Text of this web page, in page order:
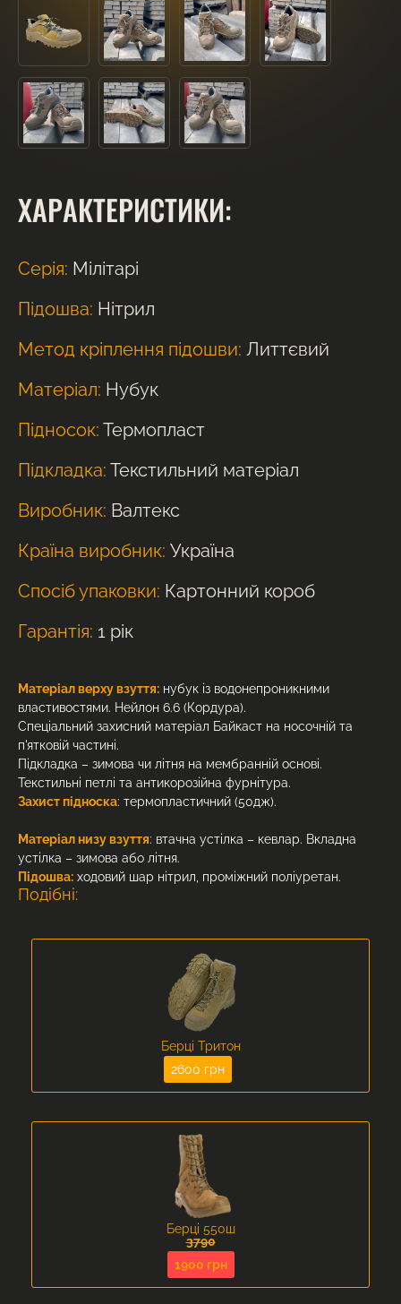
ХАРАКТЕРИСТИКИ:
Серія: Мілітарі
Підошва: Нітрил
Метод кріплення підошви: Литтєвий
Матеріал: Нубук
Підносок: Термопласт
Підкладка: Текстильний матеріал
Виробник: Валтекс
Країна виробник: Україна
Спосіб упаковки: Картонний короб
Гарантія: 1 рік
Матеріал верху взуття: нубук із водонепроникними
властивостями. Нейлон 6.6 (Кордура).
Спеціальний захисний матеріал Байкаст на носочній та
п'ятковій частині.
Підкладка – зимова чи літня на мембранній основі.
Текстильні петлі та антикорозійна фурнітура.
Захист підноска: термопластичний (50дж).
Матеріал низу взуття: втачна устілка – кевлар. Вкладна
устілка – зимова або літня.
Підошва: ходовий шар нітрил, проміжний поліуретан.
Подібні:
Берці Тритон
2600 грн
Берці 550ш
3790
1900 грн